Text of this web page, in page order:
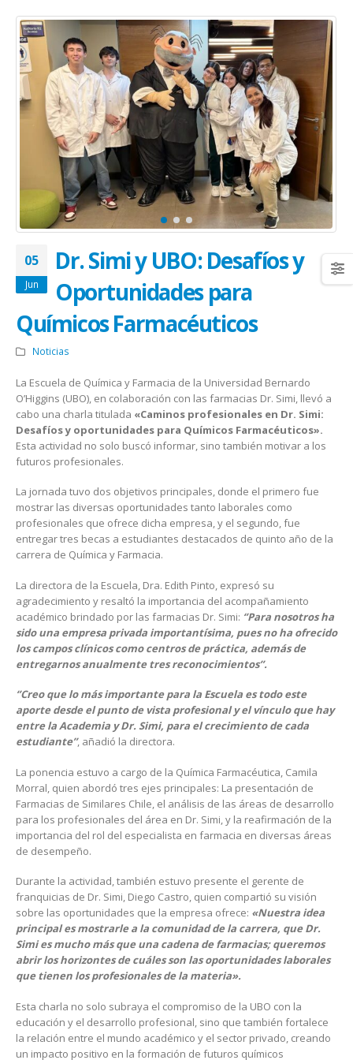
05
Jun
Dr. Simi y UBO: Desafíos y
Oportunidades para
Químicos Farmacéuticos
Noticias
La Escuela de Química y Farmacia de la Universidad Bernardo
O’Higgins (UBO), en colaboración con las farmacias Dr. Simi, llevó a
cabo una charla titulada «Caminos profesionales en Dr. Simi:
Desafíos y oportunidades para Químicos Farmacéuticos».
Esta actividad no solo buscó informar, sino también motivar a los
futuros profesionales.
La jornada tuvo dos objetivos principales, donde el primero fue
mostrar las diversas oportunidades tanto laborales como
profesionales que ofrece dicha empresa, y el segundo, fue
entregar tres becas a estudiantes destacados de quinto año de la
carrera de Química y Farmacia.
La directora de la Escuela, Dra. Edith Pinto, expresó su
agradecimiento y resaltó la importancia del acompañamiento
académico brindado por las farmacias Dr. Simi: ‘’Para nosotros ha
sido una empresa privada importantísima, pues no ha ofrecido
los campos clínicos como centros de práctica, además de
entregarnos anualmente tres reconocimientos’’.
‘’Creo que lo más importante para la Escuela es todo este
aporte desde el punto de vista profesional y el vínculo que hay
entre la Academia y Dr. Simi, para el crecimiento de cada
estudiante’’, añadió la directora.
La ponencia estuvo a cargo de la Química Farmacéutica, Camila
Morral, quien abordó tres ejes principales: La presentación de
Farmacias de Similares Chile, el análisis de las áreas de desarrollo
para los profesionales del área en Dr. Simi, y la reafirmación de la
importancia del rol del especialista en farmacia en diversas áreas
de desempeño.
Durante la actividad, también estuvo presente el gerente de
franquicias de Dr. Simi, Diego Castro, quien compartió su visión
sobre las oportunidades que la empresa ofrece: «Nuestra idea
principal es mostrarle a la comunidad de la carrera, que Dr.
Simi es mucho más que una cadena de farmacias; queremos
abrir los horizontes de cuáles son las oportunidades laborales
que tienen los profesionales de la materia».
Esta charla no solo subraya el compromiso de la UBO con la
educación y el desarrollo profesional, sino que también fortalece
la relación entre el mundo académico y el sector privado, creando
un impacto positivo en la formación de futuros químicos